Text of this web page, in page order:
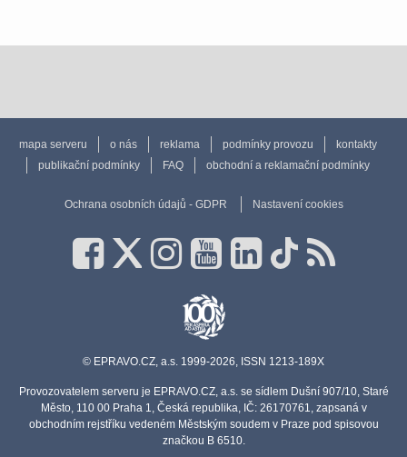
mapa serveru o nás reklama podmínky provozu
kontakty
publikační podmínky
FAQ obchodní a reklamační podmínky
Ochrana osobních údajů - GDPR Nastavení cookies
© EPRAVO.CZ, a.s. 1999-2026, ISSN 1213-189X
Provozovatelem serveru je EPRAVO.CZ, a.s. se sídlem Dušní 907/10, Staré
Město, 110 00 Praha 1, Česká republika, IČ: 26170761, zapsaná v
obchodním rejstříku vedeném Městským soudem v Praze pod spisovou
značkou B 6510.